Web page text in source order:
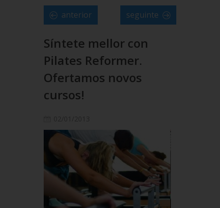
anterior seguinte
Síntete mellor con
Pilates Reformer.
Ofertamos novos
cursos!